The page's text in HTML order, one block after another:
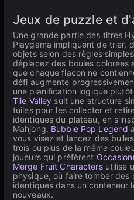
Jeux de puzzle et
Une grande partie des titres
Playgama impliquent de trier,
objets selon des règles
déplacez des boules colorées
que chaque flacon ne
défi augmente
une planification logique
Tile Valley suit une structure
tuiles pour les collecter et
identiques du plateau, en
Mahjong. Bubble Pop Legend
vous visez et lancez des
trois ou plus de la même
joueurs qui préfèrent
Merge Fruit Charactersutilise
physique, où faire tomber des
identiques dans un conteneur
nouveaux.